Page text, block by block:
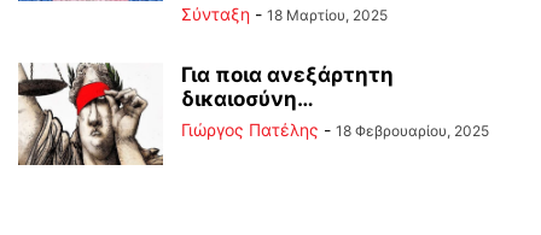
Σύνταξη - 18 Μαρτίου, 2025
Για ποια ανεξάρτητη
δικαιοσύνη…
Γιώργος Πατέλης - 18 Φεβρουαρίου, 2025